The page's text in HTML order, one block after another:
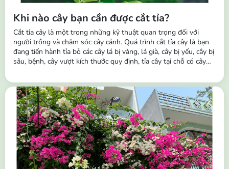
Khi nào cây bạn cần được cắt tỉa?
Cắt tỉa cây là một trong những kỹ thuật quan trọng đối với
người trồng và chăm sóc cây cảnh. Quá trình cắt tỉa cây là bạn
đang tiến hành tỉa bỏ các cây lá bị vàng, lá già, cây bị yếu, cây bị
sâu, bệnh, cây vượt kích thước quy định, tỉa cây tại chỗ có cây
chết,... Tầm quan trọng của việc cắt tỉa cây: Giúp kích thích sinh
trưởng...